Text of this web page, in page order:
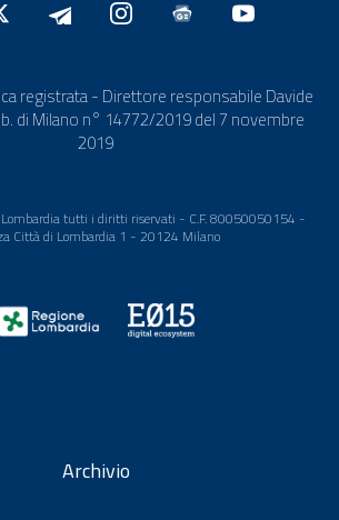
registrata - Direttore responsabile Davide
di Milano n° 14772/2019 del 7 novembre
2019
Lombardia tutti i diritti riservati - C.F. 80050050154 -
Città di Lombardia 1 - 20124 Milano
Archivio